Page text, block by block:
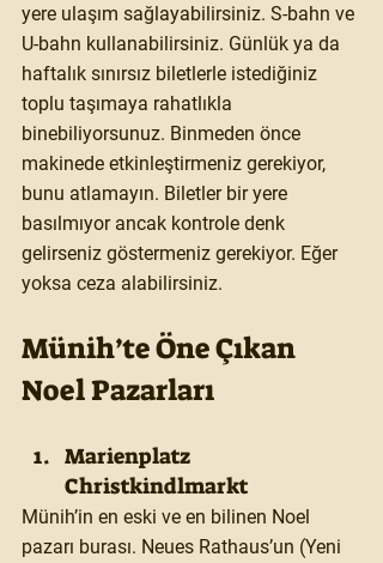
yere ulaşım sağlayabilirsiniz. S-bahn ve
U-bahn kullanabilirsiniz. Günlük ya da
haftalık sınırsız biletlerle istediğiniz
toplu taşımaya rahatlıkla
binebiliyorsunuz. Binmeden önce
makinede etkinleştirmeniz gerekiyor,
bunu atlamayın. Biletler bir yere
basılmıyor ancak kontrole denk
gelirseniz göstermeniz gerekiyor. Eğer
yoksa ceza alabilirsiniz.
Münih’te Öne Çıkan
Noel Pazarları
Marienplatz
Christkindlmarkt
Münih’in en eski ve en bilinen Noel
pazarı burası. Neues Rathaus’un (Yeni